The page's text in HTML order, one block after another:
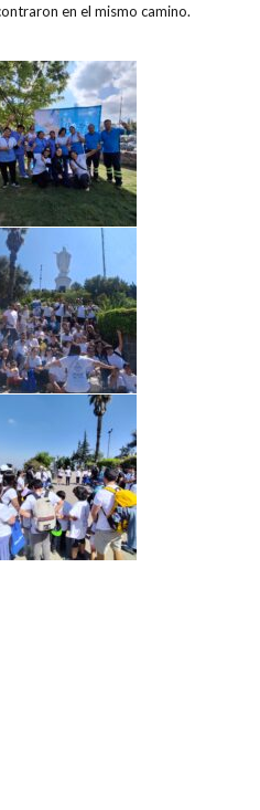
en el mismo camino.